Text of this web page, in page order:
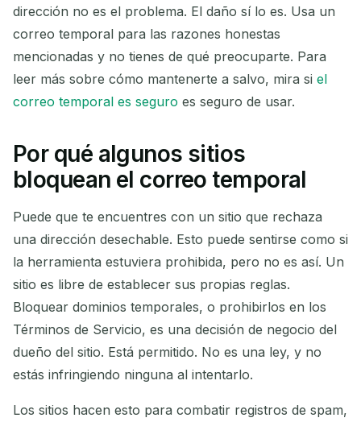
dirección no es el problema. El daño sí lo es. Usa un
correo temporal para las razones honestas
mencionadas y no tienes de qué preocuparte. Para
leer más sobre cómo mantenerte a salvo, mira si el
correo temporal es seguro es seguro de usar.
Por qué algunos sitios
bloquean el correo temporal
Puede que te encuentres con un sitio que rechaza
una dirección desechable. Esto puede sentirse como si
la herramienta estuviera prohibida, pero no es así. Un
sitio es libre de establecer sus propias reglas.
Bloquear dominios temporales, o prohibirlos en los
Términos de Servicio, es una decisión de negocio del
dueño del sitio. Está permitido. No es una ley, y no
estás infringiendo ninguna al intentarlo.
Los sitios hacen esto para combatir registros de spam,